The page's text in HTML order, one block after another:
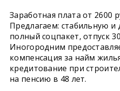
Заработная плата от 2600
Предлагаем: стабильную и
полный соцпакет, отпуск
Иногородним
компенсация за найм
кредитование при
на пенсию в 48 лет.